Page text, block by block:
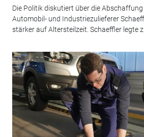
Die Politik diskutiert über die
Automobil- und Industriezulieferer
stärker auf Altersteilzeit. Schaeffler legte